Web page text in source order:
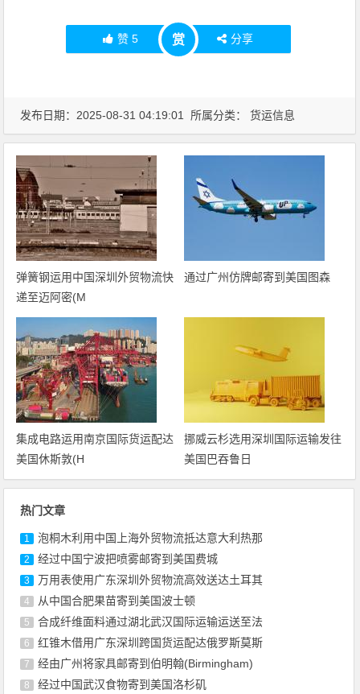
赞 5 赏 分享
发布日期：2025-08-31 04:19:01 所属分类： 货运信息
弹簧钢运用中国深圳外贸物流快
递至迈阿密(M
通过广州仿牌邮寄到美国图森
集成电路运用南京国际货运配达
美国休斯敦(H
挪威云杉选用深圳国际运输发往
美国巴吞鲁日
热门文章
1 泡桐木利用中国上海外贸物流抵达意大利热那
2 经过中国宁波把喷雾邮寄到美国费城
3 万用表使用广东深圳外贸物流高效送达土耳其
4 从中国合肥果苗寄到美国波士顿
5 合成纤维面料通过湖北武汉国际运输运送至法
6 红锥木借用广东深圳跨国货运配达俄罗斯莫斯
7 经由广州将家具邮寄到伯明翰(Birmingham)
8 经过中国武汉食物寄到美国洛杉矶